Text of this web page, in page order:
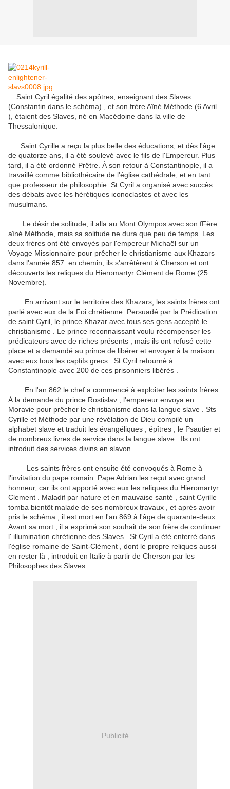
Saint Cyril égalité des apôtres, enseignant des Slaves
(Constantin dans le schéma) , et son frère Aîné Méthode (6 Avril
), étaient des Slaves, né en Macédoine dans la ville de
Thessalonique.
Saint Cyrille a reçu la plus belle des éducations, et dès l'âge
de quatorze ans, il a été soulevé avec le fils de l'Empereur. Plus
tard, il a été ordonné Prêtre. À son retour à Constantinople, il a
travaillé comme bibliothécaire de l'église cathédrale, et en tant
que professeur de philosophie. St Cyril a organisé avec succès
des débats avec les hérétiques iconoclastes et avec les
musulmans.
Le désir de solitude, il alla au Mont Olympos avec son fFère
aîné Méthode, mais sa solitude ne dura que peu de temps. Les
deux frères ont été envoyés par l'empereur Michaël sur un
Voyage Missionnaire pour prêcher le christianisme aux Khazars
dans l'année 857. en chemin, ils s'arrêtèrent à Cherson et ont
découverts les reliques du Hieromartyr Clément de Rome (25
Novembre).
En arrivant sur ​​le territoire des Khazars, les saints frères ont
parlé avec eux de la Foi chrétienne. Persuadé par la Prédication
de saint Cyril, le prince Khazar avec tous ses gens accepté le
christianisme .
Le prince reconnaissant voulu récompenser les
prédicateurs avec de riches présents , mais ils ont refusé cette
place et a demandé au prince de libérer et envoyer à la maison
avec eux tous les captifs grecs .
St Cyril retourné à
Constantinople avec 200 de ces prisonniers libérés .
En l'an 862 le chef a commencé à exploiter les saints frères.
À la demande du prince Rostislav , l'empereur envoya en
Moravie pour prêcher le christianisme dans la langue slave .
Sts
Cyrille et Méthode par une révélation de Dieu compilé un
alphabet slave et traduit les évangéliques , épîtres , le Psautier et
de nombreux livres de service dans la langue slave .
Ils ont
introduit des services divins en slavon .
Les saints frères ont ensuite été convoqués à Rome à
l'invitation du pape romain.
Pape Adrian les reçut avec grand
honneur, car ils ont apporté avec eux les reliques du Hieromartyr
Clement .
Maladif par nature et en mauvaise santé , saint Cyrille
tomba bientôt malade de ses nombreux travaux , et après avoir
pris le schéma , il est mort en l'an 869 à l'âge de quarante-deux .
Avant sa mort , il a exprimé son souhait de son frère de continuer
l' illumination chrétienne des Slaves .
St Cyril a été enterré dans
l'église romaine de Saint-Clément , dont le propre reliques aussi
en rester là , introduit en Italie à partir de Cherson par les
Philosophes des Slaves .
Publicité